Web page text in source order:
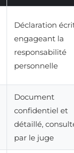
Déclaration
engageant la
responsabilité
personnelle
Document
confidentiel et
détaillé,
par le juge